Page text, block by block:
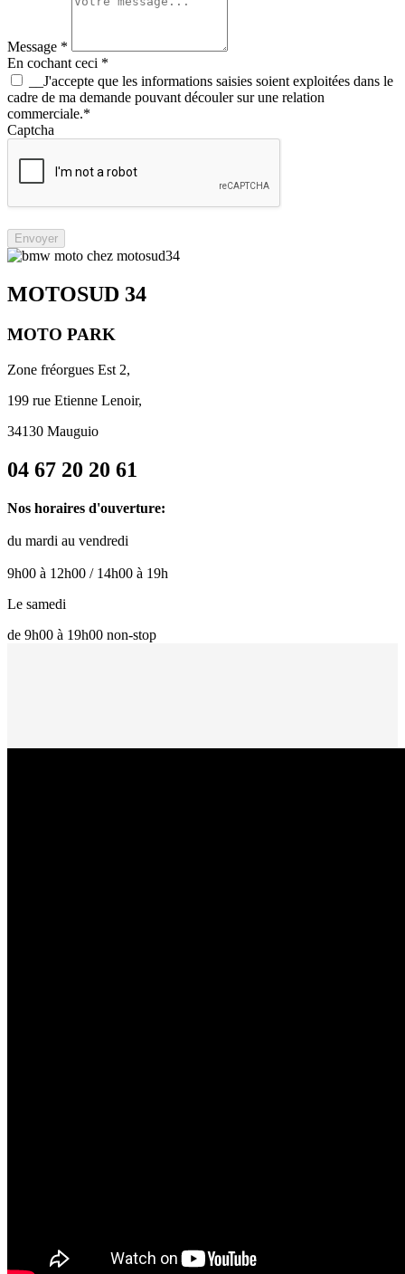
Message *
En cochant ceci *
__J'accepte que les informations saisies soient exploitées dans le
cadre de ma demande pouvant découler sur une relation
commerciale.*
Captcha
Envoyer
MOTOSUD 34
MOTO PARK
Zone fréorgues Est 2,
199 rue Etienne Lenoir,
34130 Mauguio
04 67 20 20 61
Nos horaires d'ouverture:
du mardi au vendredi
9h00 à 12h00 / 14h00 à 19h
Le samedi
de 9h00 à 19h00 non-stop